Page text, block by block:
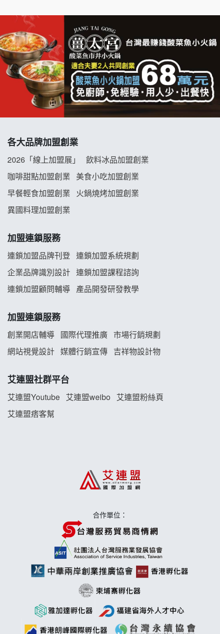
拉亞漢堡加盟說明會
杜芳子古味茶鋪加盟說明會
優握握×酸奶大獅加盟說明會
冬城門加盟說明會
龍涎居好湯加盟說明會
舒油頭加盟說明會
義氣豐發雞加盟說明會
Mr.Wish加盟說明會
雞咕雞咕加盟說明會
TEA TOP加盟說明會
珍好味臭臭鍋加盟說明會
藍象廷泰式火鍋加盟說明會
日十。早午食加盟說明會
莫尼早餐Morni加盟說明會
各大品牌加盟創業
2026「線上加盟展」
飲料冰品加盟創業
咖啡甜點加盟創業
美食小吃加盟創業
早餐輕食加盟創業
火鍋燒烤加盟創業
異國料理加盟創業
加盟連鎖服務
連鎖加盟品牌刊登 連鎖加盟系統規劃
企業品牌識別設計 連鎖加盟課程諮詢
連鎖加盟顧問輔導 產品開發研發教學
加盟連鎖服務
創業開店輔導 國際代理推廣 市場行銷規劃
網站視覺設計 媒體行銷宣傳 吉祥物設計物
艾連盟社群平台
艾連盟Youtube 艾連盟weibo
艾連盟粉絲頁
艾連盟痞客幫
合作單位：